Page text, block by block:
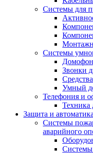
Системы для
Системы
Звонки
Умный
Телефония и
Техника
Защита и
Системы
аварийного
Системы